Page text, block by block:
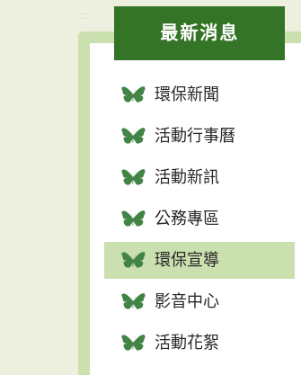
:::
最新消息
環保新聞
活動行事曆
活動新訊
公務專區
環保宣導
影音中心
活動花絮